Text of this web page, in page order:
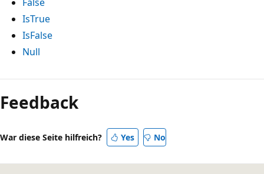
IsTrue
IsFalse
Null
Lesemodus
deaktiviert
Feedback
War diese Seite hilfreich? Yes No